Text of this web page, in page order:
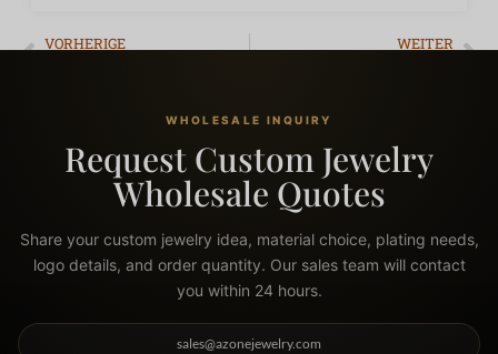
VORHERIGE WEITER
WHOLESALE INQUIRY
Request Custom Jewelry
Wholesale Quotes
Share your custom jewelry idea, material choice, plating needs,
logo details, and order quantity. Our sales team will contact
you within 24 hours.
sales@azonejewelry.com